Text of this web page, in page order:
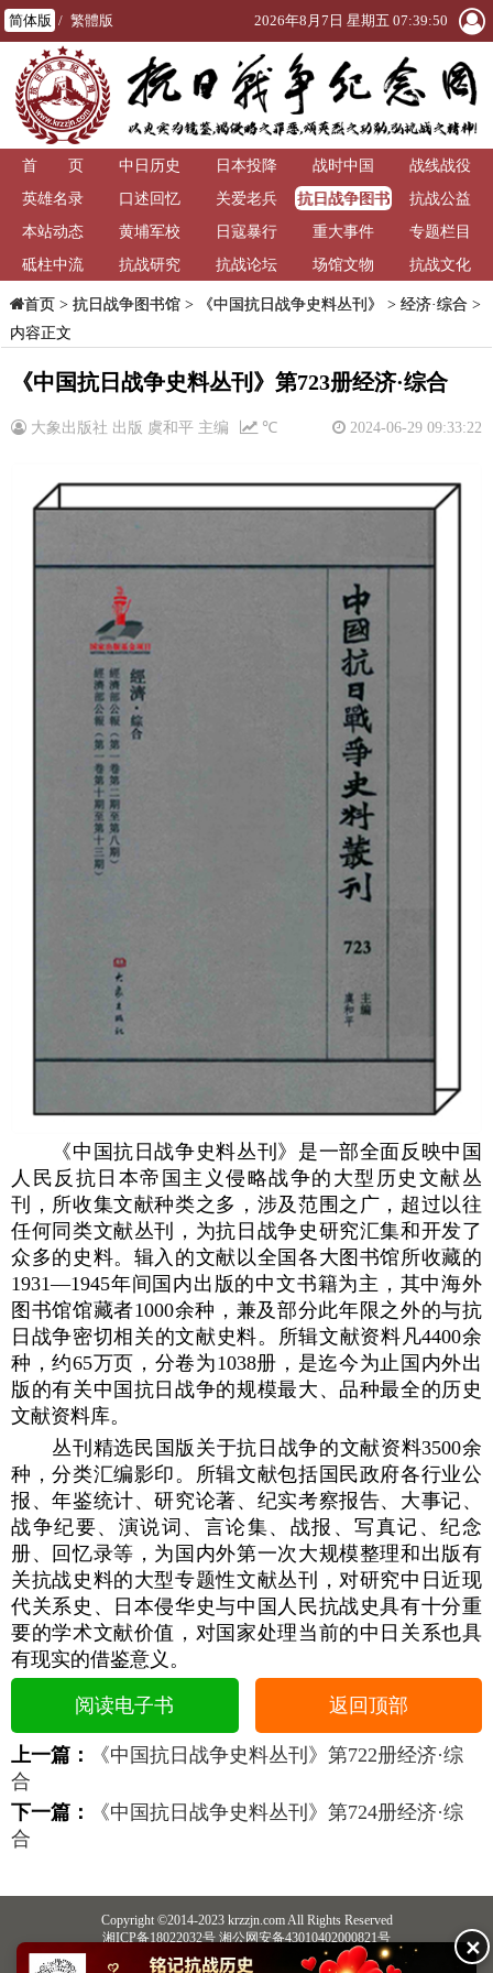
简体版 / 繁體版 2026年8月7日 星期五 07:39:51
首 页 中日历史 日本投降 战时中国
战线战役
英雄名录
口述回忆 关爱老兵
抗日战争图书
馆
抗战公益
本站动态
黄埔军校 日寇暴行 重大事件
专题栏目
砥柱中流
抗战研究 抗战论坛 场馆文物 抗战文化
首页> 抗日战争图书馆> 《中国抗日战争史料丛刊》 > 经济·综合>
内容正文
《中国抗日战争史料丛刊》第723册经济·综合
大象出版社 出版 虞和平 主编 2024-06-29 09:33:22
℃
《中国抗日战争史料丛刊》是一部全面反映中国
人民反抗日本帝国主义侵略战争的大型历史文献丛
刊，所收集文献种类之多，涉及范围之广，超过以往
任何同类文献丛刊，为抗日战争史研究汇集和开发了
众多的史料。辑入的文献以全国各大图书馆所收藏的
1931—1945年间国内出版的中文书籍为主，其中海外
图书馆馆藏者1000余种，兼及部分此年限之外的与抗
日战争密切相关的文献史料。所辑文献资料凡4400余
种，约65万页，分卷为1038册，是迄今为止国内外出
版的有关中国抗日战争的规模最大、品种最全的历史
文献资料库。
丛刊精选民国版关于抗日战争的文献资料3500余
种，分类汇编影印。所辑文献包括国民政府各行业公
报、年鉴统计、研究论著、纪实考察报告、大事记、
战争纪要、演说词、言论集、战报、写真记、纪念
册、回忆录等，为国内外第一次大规模整理和出版有
关抗战史料的大型专题性文献丛刊，对研究中日近现
代关系史、日本侵华史与中国人民抗战史具有十分重
要的学术文献价值，对国家处理当前的中日关系也具
有现实的借鉴意义。
阅读电子书 返回顶部
上一篇：
《中国抗日战争史料丛刊》第722册经济·综
合
下一篇：
《中国抗日战争史料丛刊》第724册经济·综
合
Copyright ©2014-2023 krzzjn.com All Rights Reserved
湘ICP备18022032号 湘公网安备43010402000821号
中央网信办违法和不良信息举报中心
长沙市互联网违法和不良信息举报中心✕